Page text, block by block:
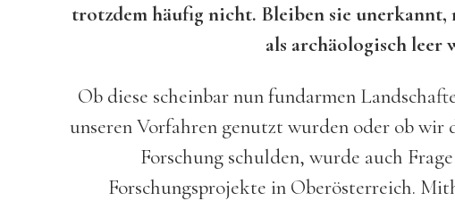
trotzdem häufig nicht. Bleiben sie unerkannt,
als archäologisch leer
Ob diese scheinbar nun fundarmen
unseren Vorfahren genutzt wurden oder ob wir
Forschung schulden, wurde auch
Forschungsprojekte in Oberösterreich.